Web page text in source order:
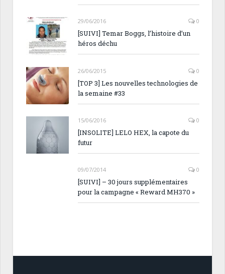
29/06/2016 0
[SUIVI] Temar Boggs, l’histoire d’un
héros déchu
26/06/2015 0
[TOP 3] Les nouvelles technologies de
la semaine #33
15/06/2016 0
[INSOLITE] LELO HEX, la capote du
futur
09/07/2014 0
[SUIVI] – 30 jours supplémentaires
pour la campagne « Reward MH370 »